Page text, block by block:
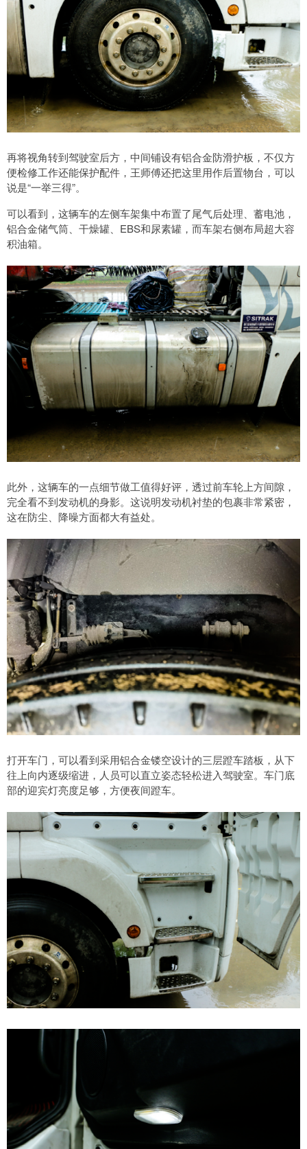
再将视角转到驾驶室后方，中间铺设有铝合金防滑护板，不仅方
便检修工作还能保护配件，王师傅还把这里用作后置物台，可以
说是“一举三得”。
可以看到，这辆车的左侧车架集中布置了尾气后处理、蓄电池，
铝合金储气筒、干燥罐、EBS和尿素罐，而车架右侧布局超大容
积油箱。
此外，这辆车的一点细节做工值得好评，透过前车轮上方间隙，
完全看不到发动机的身影。这说明发动机衬垫的包裹非常紧密，
这在防尘、降噪方面都大有益处。
打开车门，可以看到采用铝合金镂空设计的三层蹬车踏板，从下
往上向内逐级缩进，人员可以直立姿态轻松进入驾驶室。车门底
部的迎宾灯亮度足够，方便夜间蹬车。